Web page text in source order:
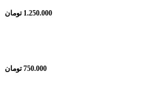
1.250.000 تومان
750.000 تومان